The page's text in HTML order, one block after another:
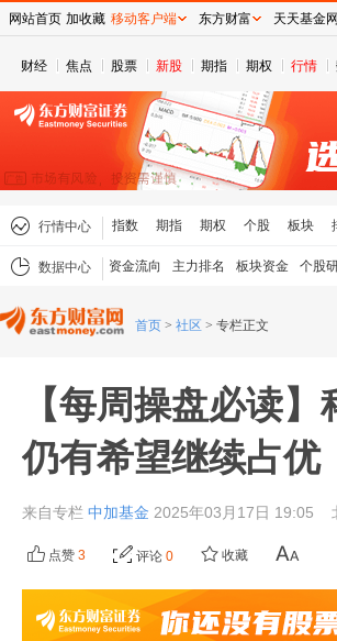
财经 焦点 股票 新股 期指 期权 行情
行情中心 指数 期指 期权 个股 板块
数据中心 资金流向 主力排名 板块资金 个股
首页 > 社区 > 专栏正文
【每周操盘必读
仍有希望继续占优
来自专栏 中加基金 2025年03月17日 19:05
点赞 3 评论 0 收藏
网站首页 加收藏 移动客户端 东方财富 天天基金网